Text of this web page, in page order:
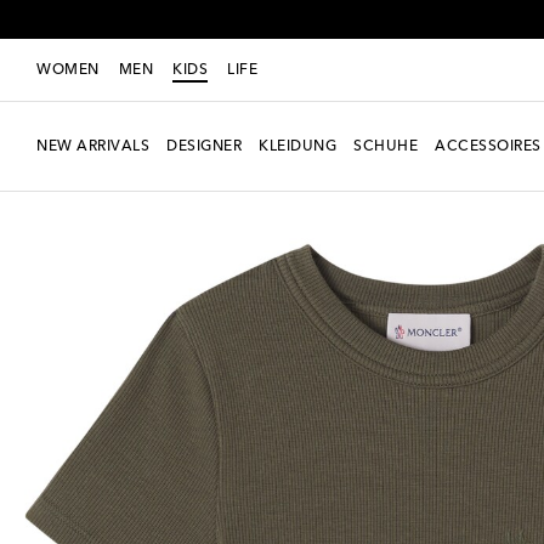
WOMEN MEN KIDS LIFE
NEW ARRIVALS DESIGNER KLEIDUNG SCHUHE ACCESSOIRES